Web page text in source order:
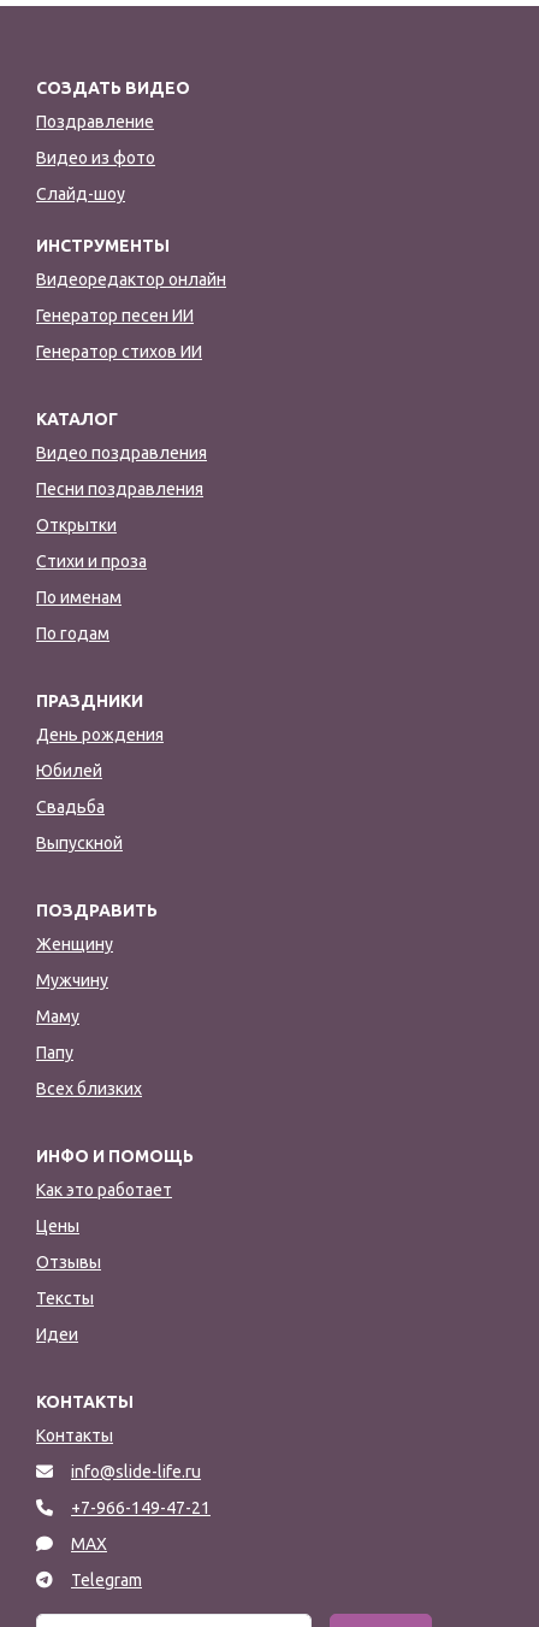
СОЗДАТЬ ВИДЕО
Поздравление
Видео из фото
Слайд-шоу
ИНСТРУМЕНТЫ
Видеоредактор онлайн
Генератор песен ИИ
Генератор стихов ИИ
КАТАЛОГ
Видео поздравления
Песни поздравления
Открытки
Стихи и проза
По именам
По годам
ПРАЗДНИКИ
День рождения
Юбилей
Свадьба
Выпускной
ПОЗДРАВИТЬ
Женщину
Мужчину
Маму
Папу
Всех близких
ИНФО И ПОМОЩЬ
Как это работает
Цены
Отзывы
Тексты
Идеи
КОНТАКТЫ
Контакты
info@slide-life.ru
+7-966-149-47-21
MAX
Telegram